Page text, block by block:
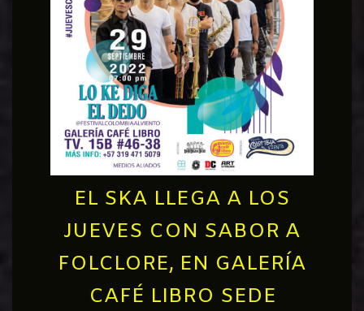
EL SKA LLEGA A LOS
JUEVES CON SABOR A
FOLCLORE, EN GALERÍA
CAFÉ LIBRO SEDE